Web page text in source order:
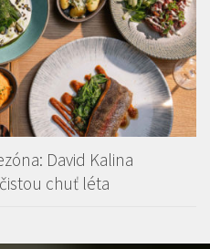
David Kalina
chuť léta